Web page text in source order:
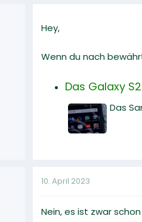
Hey,
Wenn du nach
Das Galaxy
Das
10. April 2023
Nein, es ist zwar